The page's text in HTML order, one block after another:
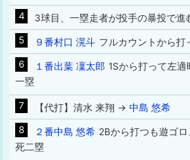
4
3球目、一塁走者が投手の暴投で
5
９番村口 滉斗 フルカウントから
6
１番出葉 凜太郎 1Sから打って左
一塁
7 【代打】清水 来翔 → 中島 悠希
8
２番中島 悠希 2Bから打つも遊ゴ
死二塁